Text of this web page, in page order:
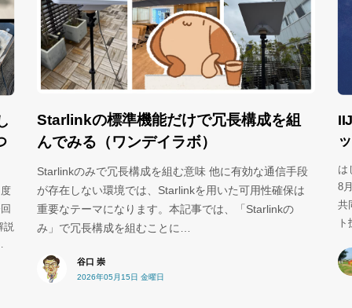
説
Starlinkの標準機能だけで冗長構成を組
んでみる（ワンデイラボ）
Starlinkのみで冗長構成を組む意味 他に有効な通信手段
が存在しない環境では、Starlinkを用いた可用性確保は
重要なテーマになります。本記事では、「Starlinkの
み」で冗長構成を組むことに…
谷口 崇
2026年05月15日 金曜日
は
8
共